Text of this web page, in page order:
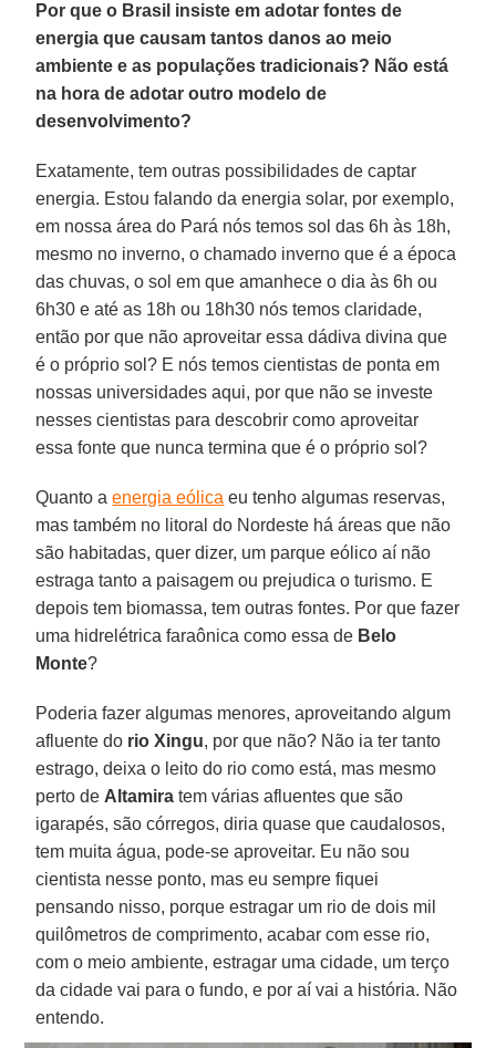
Por que o Brasil insiste em adotar fontes de
energia que causam tantos danos ao meio
ambiente e as populações tradicionais? Não está
na hora de adotar outro modelo de
desenvolvimento?
Exatamente, tem outras possibilidades de captar
energia. Estou falando da energia solar, por exemplo,
em nossa área do Pará nós temos sol das 6h às 18h,
mesmo no inverno, o chamado inverno que é a época
das chuvas, o sol em que amanhece o dia às 6h ou
6h30 e até as 18h ou 18h30 nós temos claridade,
então por que não aproveitar essa dádiva divina que
é o próprio sol? E nós temos cientistas de ponta em
nossas universidades aqui, por que não se investe
nesses cientistas para descobrir como aproveitar
essa fonte que nunca termina que é o próprio sol?
Quanto aenergia eólica eu tenho algumas reservas,
mas também no litoral do Nordeste há áreas que não
são habitadas, quer dizer, um parque eólico aí não
estraga tanto a paisagem ou prejudica o turismo. E
depois tem biomassa, tem outras fontes. Por que fazer
uma hidrelétrica faraônica como essa de Belo
Monte?
Poderia fazer algumas menores, aproveitando algum
afluente do rio Xingu, por que não? Não ia ter tanto
estrago, deixa o leito do rio como está, mas mesmo
perto de Altamira tem várias afluentes que são
igarapés, são córregos, diria quase que caudalosos,
tem muita água, pode-se aproveitar. Eu não sou
cientista nesse ponto, mas eu sempre fiquei
pensando nisso, porque estragar um rio de dois mil
quilômetros de comprimento, acabar com esse rio,
com o meio ambiente, estragar uma cidade, um terço
da cidade vai para o fundo, e por aí vai a história. Não
entendo.